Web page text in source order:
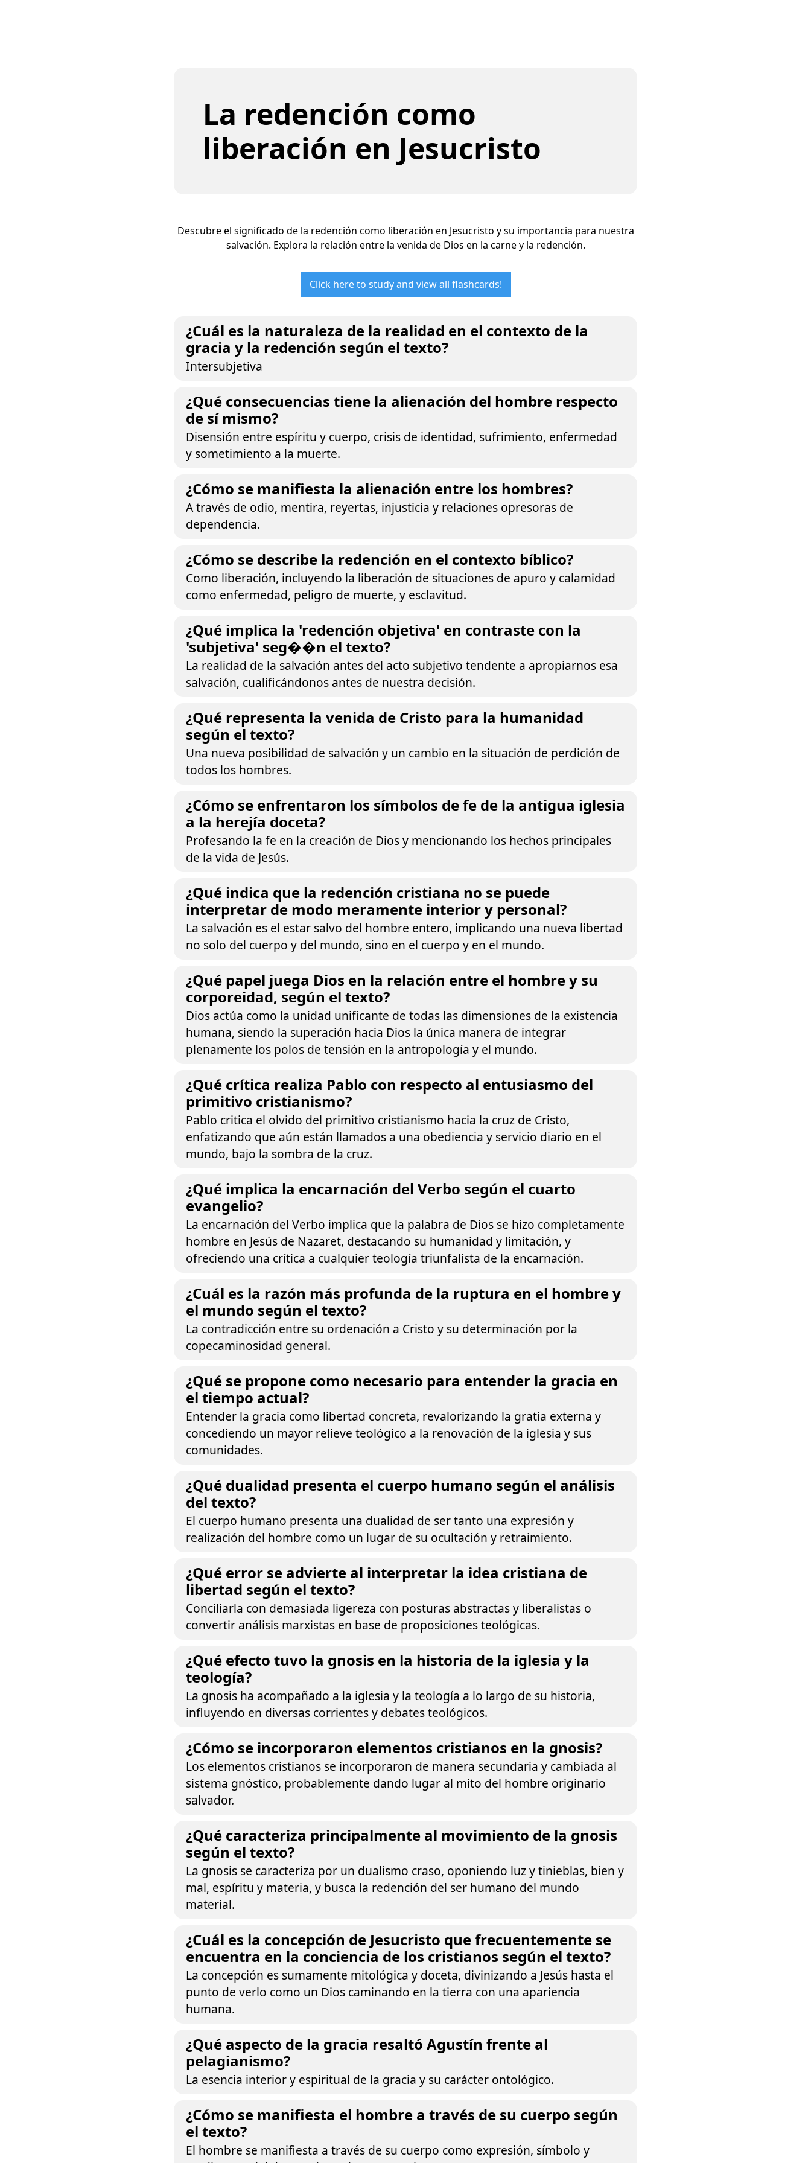
La redención como
liberación en Jesucristo
Descubre el significado de la redención como liberación en Jesucristo y su importancia para nuestra
salvación. Explora la relación entre la venida de Dios en la carne y la redención.
Click here to study and view all flashcards!
¿Cuál es la naturaleza de la realidad en el contexto de la
gracia y la redención según el texto?
Intersubjetiva
¿Qué consecuencias tiene la alienación del hombre respecto
de sí mismo?
Disensión entre espíritu y cuerpo, crisis de identidad, sufrimiento, enfermedad
y sometimiento a la muerte.
¿Cómo se manifiesta la alienación entre los hombres?
A través de odio, mentira, reyertas, injusticia y relaciones opresoras de
dependencia.
¿Cómo se describe la redención en el contexto bíblico?
Como liberación, incluyendo la liberación de situaciones de apuro y calamidad
como enfermedad, peligro de muerte, y esclavitud.
¿Qué implica la 'redención objetiva' en contraste con la
'subjetiva' seg��n el texto?
La realidad de la salvación antes del acto subjetivo tendente a apropiarnos esa
salvación, cualificándonos antes de nuestra decisión.
¿Qué representa la venida de Cristo para la humanidad
según el texto?
Una nueva posibilidad de salvación y un cambio en la situación de perdición de
todos los hombres.
¿Cómo se enfrentaron los símbolos de fe de la antigua iglesia
a la herejía doceta?
Profesando la fe en la creación de Dios y mencionando los hechos principales
de la vida de Jesús.
¿Qué indica que la redención cristiana no se puede
interpretar de modo meramente interior y personal?
La salvación es el estar salvo del hombre entero, implicando una nueva libertad
no solo del cuerpo y del mundo, sino en el cuerpo y en el mundo.
¿Qué papel juega Dios en la relación entre el hombre y su
corporeidad, según el texto?
Dios actúa como la unidad unificante de todas las dimensiones de la existencia
humana, siendo la superación hacia Dios la única manera de integrar
plenamente los polos de tensión en la antropología y el mundo.
¿Qué crítica realiza Pablo con respecto al entusiasmo del
primitivo cristianismo?
Pablo critica el olvido del primitivo cristianismo hacia la cruz de Cristo,
enfatizando que aún están llamados a una obediencia y servicio diario en el
mundo, bajo la sombra de la cruz.
¿Qué implica la encarnación del Verbo según el cuarto
evangelio?
La encarnación del Verbo implica que la palabra de Dios se hizo completamente
hombre en Jesús de Nazaret, destacando su humanidad y limitación, y
ofreciendo una crítica a cualquier teología triunfalista de la encarnación.
¿Cuál es la razón más profunda de la ruptura en el hombre y
el mundo según el texto?
La contradicción entre su ordenación a Cristo y su determinación por la
copecaminosidad general.
¿Qué se propone como necesario para entender la gracia en
el tiempo actual?
Entender la gracia como libertad concreta, revalorizando la gratia externa y
concediendo un mayor relieve teológico a la renovación de la iglesia y sus
comunidades.
¿Qué dualidad presenta el cuerpo humano según el análisis
del texto?
El cuerpo humano presenta una dualidad de ser tanto una expresión y
realización del hombre como un lugar de su ocultación y retraimiento.
¿Qué error se advierte al interpretar la idea cristiana de
libertad según el texto?
Conciliarla con demasiada ligereza con posturas abstractas y liberalistas o
convertir análisis marxistas en base de proposiciones teológicas.
¿Qué efecto tuvo la gnosis en la historia de la iglesia y la
teología?
La gnosis ha acompañado a la iglesia y la teología a lo largo de su historia,
influyendo en diversas corrientes y debates teológicos.
¿Cómo se incorporaron elementos cristianos en la gnosis?
Los elementos cristianos se incorporaron de manera secundaria y cambiada al
sistema gnóstico, probablemente dando lugar al mito del hombre originario
salvador.
¿Qué caracteriza principalmente al movimiento de la gnosis
según el texto?
La gnosis se caracteriza por un dualismo craso, oponiendo luz y tinieblas, bien y
mal, espíritu y materia, y busca la redención del ser humano del mundo
material.
¿Cuál es la concepción de Jesucristo que frecuentemente se
encuentra en la conciencia de los cristianos según el texto?
La concepción es sumamente mitológica y doceta, divinizando a Jesús hasta el
punto de verlo como un Dios caminando en la tierra con una apariencia
humana.
¿Qué aspecto de la gracia resaltó Agustín frente al
pelagianismo?
La esencia interior y espiritual de la gracia y su carácter ontológico.
¿Cómo se manifiesta el hombre a través de su cuerpo según
el texto?
El hombre se manifiesta a través de su cuerpo como expresión, símbolo y